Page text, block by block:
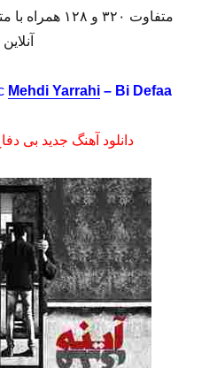
متفاوت ۳۲۰ و
آنلاین
Mehdi Yarrahi– Bi Defaa
دانلود آهنگ جدید بی